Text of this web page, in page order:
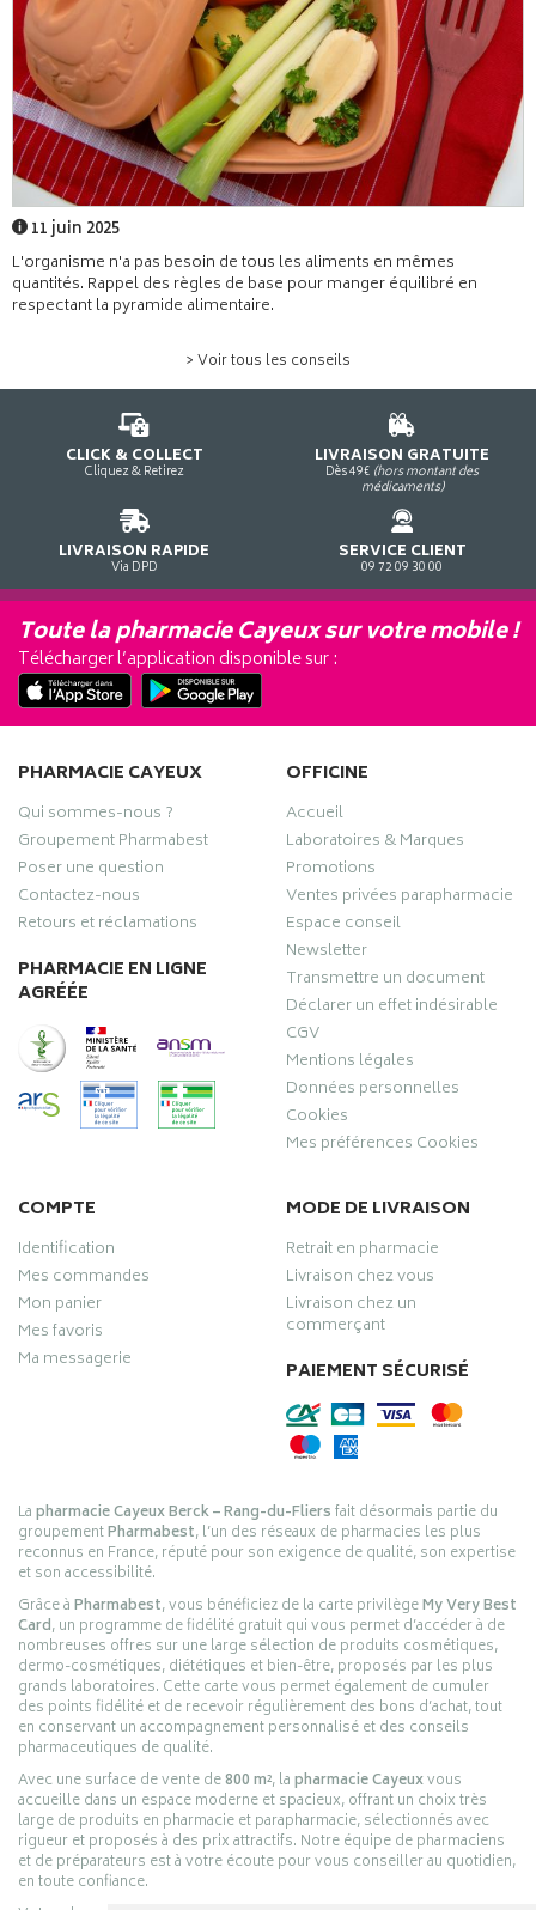
11 juin 2025
L'organisme n'a pas besoin de tous les aliments en mêmes
quantités. Rappel des règles de base pour manger équilibré en
respectant la pyramide alimentaire.
> Voir tous les conseils
CLICK & COLLECT
Cliquez & Retirez
LIVRAISON GRATUITE
Dès 49€ (hors montant des
médicaments)
LIVRAISON RAPIDE
Via DPD
SERVICE CLIENT
09 72 09 30 00
Toute la pharmacie Cayeux sur votre mobile !
Télécharger l’application disponible sur :
PHARMACIE CAYEUX
Qui sommes-nous ?
Groupement Pharmabest
Poser une question
Contactez-nous
Retours et réclamations
PHARMACIE EN LIGNE
AGRÉÉE
OFFICINE
Accueil
Laboratoires & Marques
Promotions
Ventes privées parapharmacie
Espace conseil
Newsletter
Transmettre un document
Déclarer un effet indésirable
CGV
Mentions légales
Données personnelles
Cookies
Mes préférences Cookies
COMPTE
Identification
Mes commandes
Mon panier
Mes favoris
Ma messagerie
MODE DE LIVRAISON
Retrait en pharmacie
Livraison chez vous
Livraison chez un
commerçant
PAIEMENT SÉCURISÉ
Lapharmacie Cayeux Berck – Rang-du-Fliersfait désormais partie du
groupementPharmabest, l’un des réseaux de pharmacies les plus
reconnus en France, réputé pour son exigence de qualité, son expertise
et son accessibilité.
Grâce àPharmabest, vous bénéficiez de la carte privilègeMy Very Best
Card, un programme de fidélité gratuit qui vous permet d’accéder à de
nombreuses offres sur une large sélection de produits cosmétiques,
dermo-cosmétiques, diététiques et bien-être, proposés par les plus
grands laboratoires. Cette carte vous permet également de cumuler
des points fidélité et de recevoir régulièrement des bons d’achat, tout
en conservant un accompagnement personnalisé et des conseils
pharmaceutiques de qualité.
Avec une surface de vente de800 m², lapharmacie Cayeuxvous
accueille dans un espace moderne et spacieux, offrant un choix très
large de produits en pharmacie et parapharmacie, sélectionnés avec
rigueur et proposés à des prix attractifs. Notre équipe de pharmaciens
et de préparateurs est à votre écoute pour vous conseiller au quotidien,
en toute confiance.